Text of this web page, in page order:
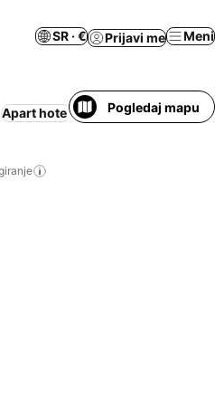
SR · € Prijavi me Meni
Apart hotel Pun pansion Parking
Pogledaj mapu